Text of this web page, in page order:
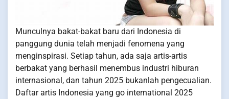
Munculnya bakat-bakat baru dari Indonesia di
panggung dunia telah menjadi fenomena yang
menginspirasi. Setiap tahun, ada saja artis-artis
berbakat yang berhasil menembus industri hiburan
internasional, dan tahun 2025 bukanlah pengecualian.
Daftar artis Indonesia yang go international 2025